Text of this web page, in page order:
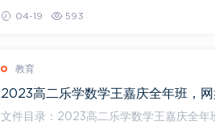
04-19 593
教育
2023高二乐学数学王嘉庆全年班，
文件目录：2023高二乐学数学王嘉庆全年班，文件大小：